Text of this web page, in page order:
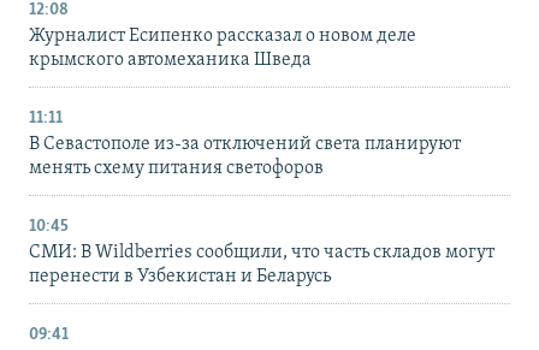
12:08
Журналист Есипенко рассказал о новом деле
крымского автомеханика Шведа
11:11
В Севастополе из-за отключений света планируют
менять схему питания светофоров
10:45
СМИ: В Wildberries сообщили, что часть складов могут
перенести в Узбекистан и Беларусь
09:41